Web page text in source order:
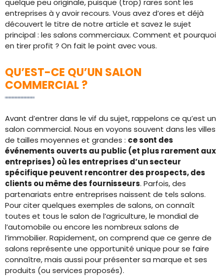
quelque peu originale, puisque (trop) rares sont les
entreprises à y avoir recours. Vous avez d’ores et déjà
découvert le titre de notre article et savez le sujet
principal : les salons commerciaux. Comment et pourquoi
en tirer profit ? On fait le point avec vous.
QU’EST-CE QU’UN SALON
COMMERCIAL ?
Avant d’entrer dans le vif du sujet, rappelons ce qu’est un
salon commercial. Nous en voyons souvent dans les villes
de tailles moyennes et grandes : ce sont des
événements ouverts au public (et plus rarement aux
entreprises) où les entreprises d’un secteur
spécifique peuvent rencontrer des prospects, des
clients ou même des fournisseurs. Parfois, des
partenariats entre entreprises naissent de tels salons.
Pour citer quelques exemples de salons, on connaît
toutes et tous le salon de l’agriculture, le mondial de
l’automobile ou encore les nombreux salons de
l’immobilier. Rapidement, on comprend que ce genre de
salons représente une opportunité unique pour se faire
connaître, mais aussi pour présenter sa marque et ses
produits (ou services proposés).